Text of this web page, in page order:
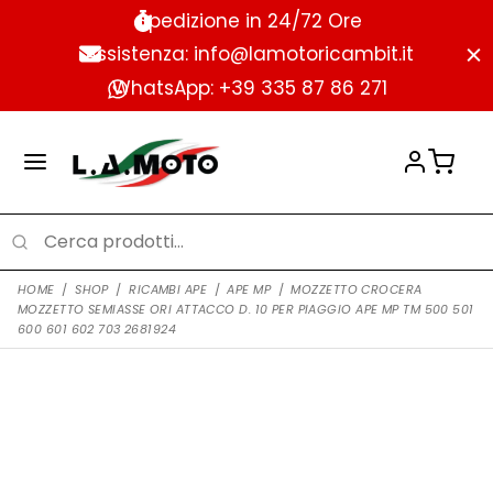
Spedizione in 24/72 Ore
Assistenza: info@lamotoricambit.it
WhatsApp: +39 335 87 86 271
HOME / SHOP / RICAMBI APE / APE MP / MOZZETTO CROCERA
MOZZETTO SEMIASSE ORI ATTACCO D. 10 PER PIAGGIO APE MP TM 500 501
600 601 602 703 2681924